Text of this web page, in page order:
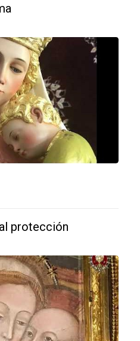
protección